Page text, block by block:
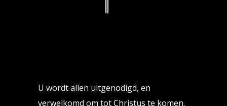
U wordt allen uitgenodigd, en
verwelkomd om tot Christus te komen.